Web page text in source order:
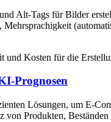
Alt-Tags für Bilder
und Kosten für die
Prognosen
Lösungen, um E-
Produkten,